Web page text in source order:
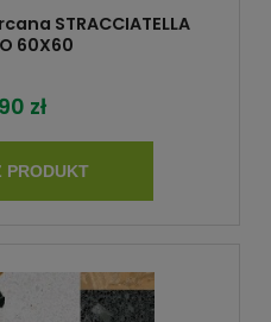
STRACCIATELLA
60X60
zł
PRODUKT